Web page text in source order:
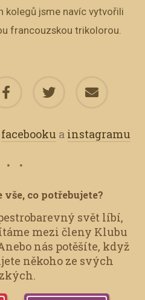
kolegů jsme navíc vytvořili
francouzskou trikolorou.
facebooku a instagramu
co potřebujete?
svět líbí,
mezi členy Klubu
nás potěšíte, když
někoho ze svých